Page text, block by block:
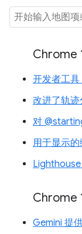
Chrome
开发者工
改进了轨
对
用于显示
Lighthouse
Chrome
Gemini 提